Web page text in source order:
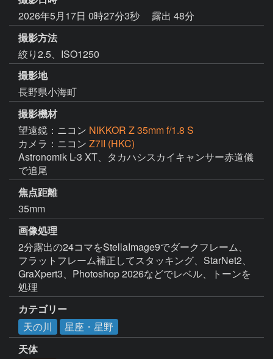
2026年5月17日 0時27分3秒
露出 48分
撮影方法
絞り2.5、ISO1250
撮影地
長野県小海町
撮影機材
望遠鏡：ニコン NIKKOR Z 35mm f/1.8 S
カメラ：ニコン Z7II (HKC)
Astronomik L-3 XT、タカハシスカイキャンサー赤道儀
で追尾
焦点距離
35mm
画像処理
2分露出の24コマをStellaImage9でダークフレーム、
フラットフレーム補正してスタッキング、StarNet2、
GraXpert3、Photoshop 2026などでレベル、トーンを
処理
カテゴリー
天の川
星座・星野
天体